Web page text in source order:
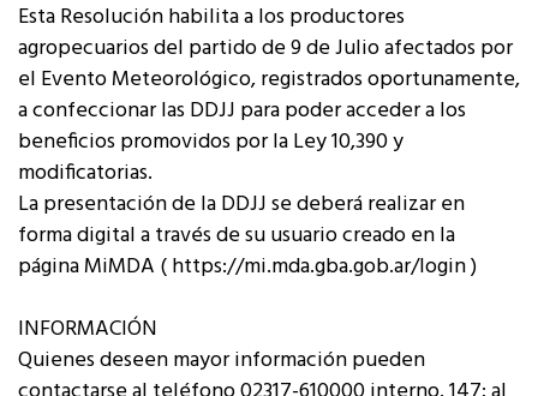
Esta Resolución habilita a los productores
agropecuarios del partido de 9 de Julio afectados por
el Evento Meteorológico, registrados oportunamente,
a confeccionar las DDJJ para poder acceder a los
beneficios promovidos por la Ley 10,390 y
modificatorias.
La presentación de la DDJJ se deberá realizar en
forma digital a través de su usuario creado en la
página MiMDA ( https://mi.mda.gba.gob.ar/login )
INFORMACIÓN
Quienes deseen mayor información pueden